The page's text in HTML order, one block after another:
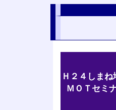
Ｈ２４しまね
ＭＯＴセミ